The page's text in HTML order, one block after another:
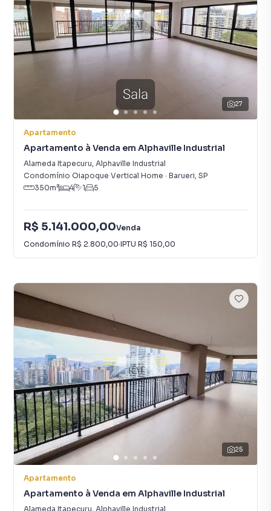
27
Apartamento
Apartamento à Venda em Alphaville Industrial
Alameda Itapecuru, Alphaville Industrial
Condomínio Oiapoque Vertical Home · Barueri, SP
350m² 4 1 5
R$ 5.141.000,00Venda
Condomínio R$ 2.800,00·IPTU R$ 150,00
25
Apartamento
Apartamento à Venda em Alphaville Industrial
Alameda Itapecuru, Alphaville Industrial